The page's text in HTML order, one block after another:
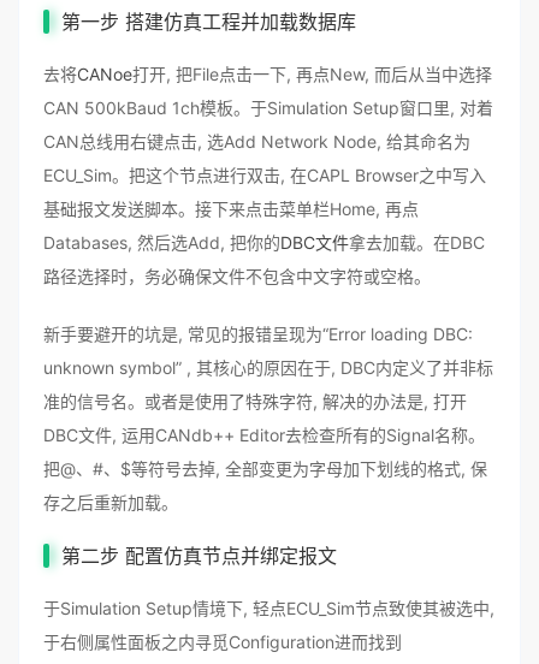
第一步 搭建仿真工程并加载数据库
去将CANoe打开, 把File点击一下, 再点New, 而后从当中选择
CAN 500kBaud 1ch模板。于Simulation Setup窗口里, 对着
CAN总线用右键点击, 选Add Network Node, 给其命名为
ECU_Sim。把这个节点进行双击, 在CAPL Browser之中写入
基础报文发送脚本。接下来点击菜单栏Home, 再点
Databases, 然后选Add, 把你的DBC文件拿去加载。在DBC
路径选择时，务必确保文件不包含中文字符或空格。
新手要避开的坑是, 常见的报错呈现为“Error loading DBC:
unknown symbol” , 其核心的原因在于, DBC内定义了并非标
准的信号名。或者是使用了特殊字符, 解决的办法是, 打开
DBC文件, 运用CANdb++ Editor去检查所有的Signal名称。
把@、#、$等符号去掉, 全部变更为字母加下划线的格式, 保
存之后重新加载。
第二步 配置仿真节点并绑定报文
于Simulation Setup情境下, 轻点ECU_Sim节点致使其被选中,
于右侧属性面板之内寻觅Configuration进而找到